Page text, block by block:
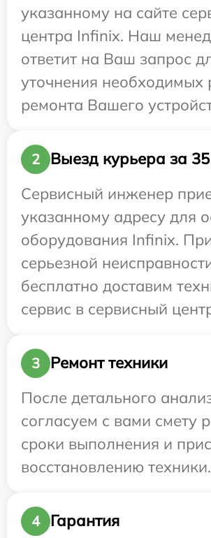
указанному на сайте
центра Infinix. Наш
ответит на Ваш запрос
уточнения необходимых
ремонта Вашего
2
Выезд курьера за
Сервисный инженер
указанному адресу для
оборудования Infinix.
серьезной
бесплатно доставим
сервис в сервисный
3
Ремонт техники
После детального
согласуем с вами смету
сроки выполнения и
восстановлению техники.
4 Гарантия